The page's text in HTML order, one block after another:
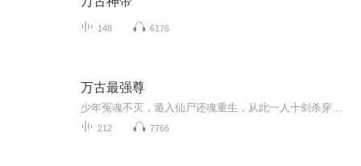
148 6176
万古最强尊
212 7766